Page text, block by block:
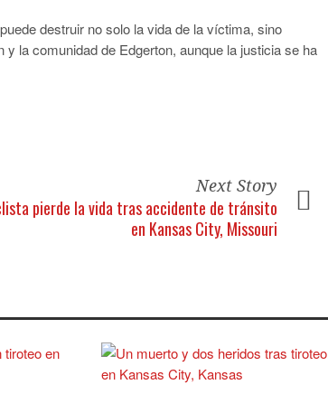
destruir no solo la vida de la víctima, sino
la comunidad de Edgerton, aunque la justicia se ha
Next Story
pierde la vida tras accidente de tránsito
en Kansas City, Missouri